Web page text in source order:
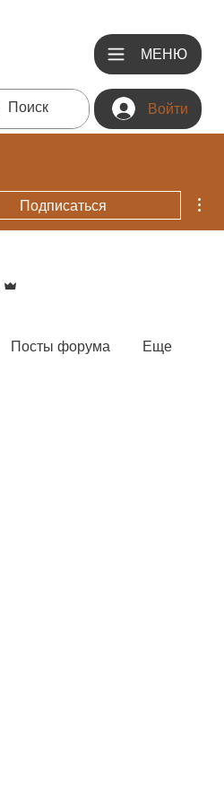
МЕНЮ
Войти
Подписаться
Посты форума Еще